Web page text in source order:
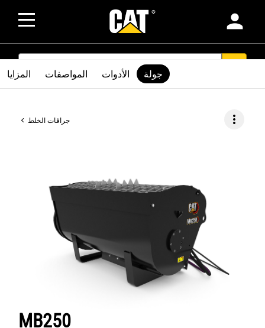
person
SEARCH
جرافات الخلط more_vert
MB250
المزايا المواصفات الأدوات جولة